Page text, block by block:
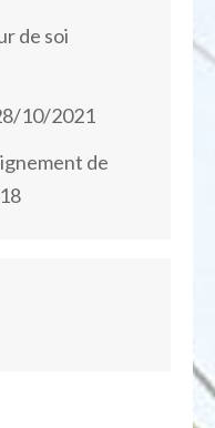
de soi
10/2021
de